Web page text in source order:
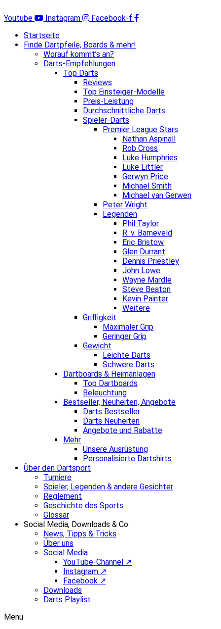
Inhalt
Youtube Instagram
Facebook-f
Startseite
Finde Dartpfeile, Boards & mehr!
Worauf kommt’s an?
Darts-Empfehlungen
Top Darts
Reviews
Top Einsteiger-Modelle
Preis-Leistung
Durchschnittliche Darts
Spieler-Darts
Premier League Stars
Nathan Aspinall
Rob Cross
Luke Humphries
Luke Littler
Gerwyn Price
Michael Smith
Michael van Gerwen
Peter Wright
Legenden
Phil Taylor
R. v. Barneveld
Eric Bristow
Glen Durrant
Dennis Priestley
John Lowe
Wayne Mardle
Steve Beaton
Kevin Painter
Weitere
Griffigkeit
Maximaler Grip
Geringer Grip
Gewicht
Leichte Darts
Schwere Darts
Dartboards & Heimanlagen
Top Dartboards
Beleuchtung
Bestseller, Neuheiten, Angebote
Darts Bestseller
Darts Neuheiten
Angebote und Rabatte
Mehr
Unsere Ausrüstung
Personalisierte Dartshirts
Über den Dartsport
Turniere
Spieler, Legenden & andere Gesichter
Reglement
Geschichte des Sports
Glossar
Social Media, Downloads & Co.
News, Tipps & Tricks
Über uns
Social Media
YouTube-Channel ↗
Instagram ↗
Facebook ↗
Downloads
Darts Playlist
Menü